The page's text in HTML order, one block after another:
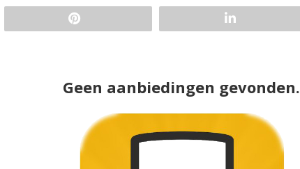
Geen aanbiedingen gevonden.